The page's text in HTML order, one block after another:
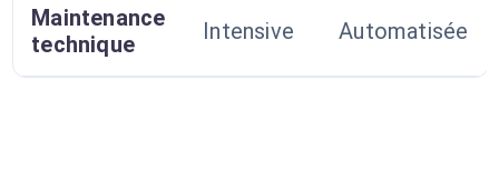
Maintenance
technique
Intensive Automatisée